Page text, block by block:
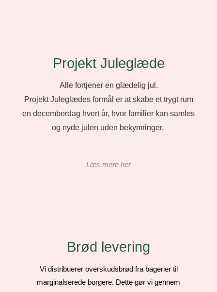
Projekt Juleglæde
Alle fortjener en glædelig jul.
Projekt Juleglædes formål er at skabe et trygt rum
en decemberdag hvert år, hvor familier kan samles
og nyde julen uden bekymringer.
Læs mere her
Brød levering
Vi distribuerer overskudsbrød fra bagerier til
marginalserede borgere. Dette gør vi gennem